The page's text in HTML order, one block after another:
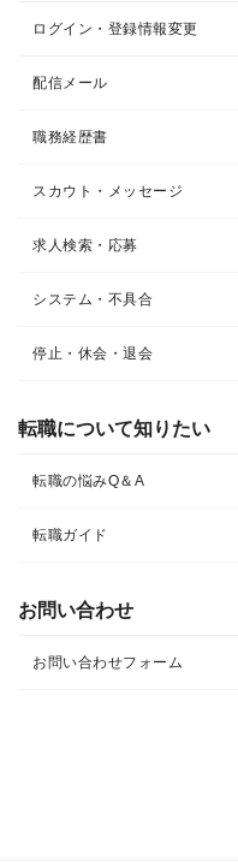
ログイン・登録情報変更
配信メール
職務経歴書
スカウト・メッセージ
求人検索・応募
システム・不具合
停止・休会・退会
転職について知りたい​
転職の悩みQ＆A​
転職ガイド
お問い合わせ
お問い合わせフォーム